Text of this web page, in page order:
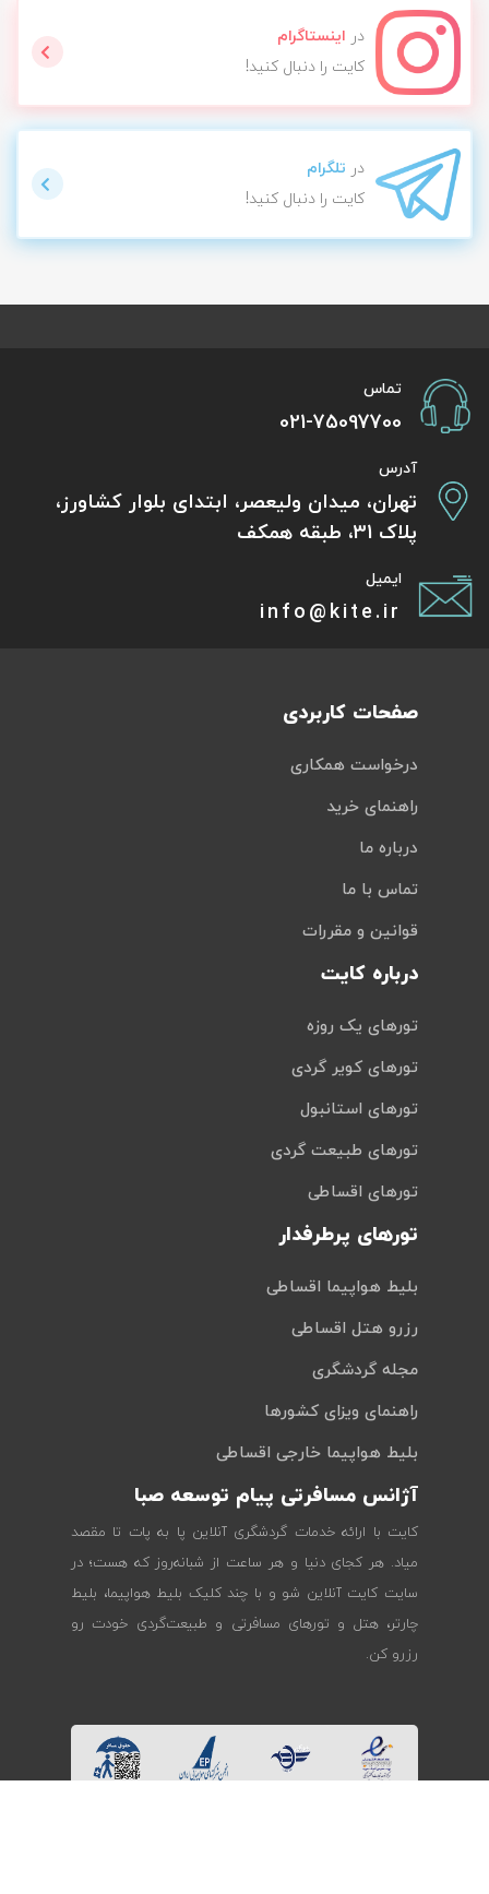
در اینستاگرام
کایت را دنبال کنید!
در تلگرام
کایت را دنبال کنید!
تماس
021-75097700
آدرس
تهران، میدان ولیعصر، ابتدای بلوار کشاورز،
پلاک 31، طبقه همکف
ایمیل
info@kite.ir
صفحات کاربردی
درخواست همکاری
راهنمای خرید
درباره ما
تماس با ما
قوانین و مقررات
درباره کایت
تورهای یک روزه
تورهای کویر گردی
تورهای استانبول
تورهای طبیعت گردی
تورهای اقساطی
تورهای پرطرفدار
بلیط هواپیما اقساطی
رزرو هتل اقساطی
مجله گردشگری
راهنمای ویزای کشورها
بلیط هواپیما خارجی اقساطی
آژانس مسافرتی پیام توسعه صبا
کایت با ارائه خدمات گردشگری آنلاین پا به پات تا مقصد
میاد. هر کجای دنیا و هر ساعت از شبانه‌روز که هست؛ در
سایت کایت آنلاین شو و با چند کلیک بلیط هواپیما، بلیط
چارتر، هتل و تورهای مسافرتی و طبیعت‌گردی خودت رو
رزرو کن.